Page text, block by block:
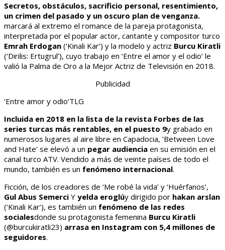
Secretos, obstáculos, sacrificio personal, resentimiento,
un crimen del pasado y un oscuro plan de venganza.
marcará al extremo el romance de la pareja protagonista,
interpretada por el popular actor, cantante y compositor turco
Emrah Erdogan (‘Kinali Kar’) y la modelo y actriz Burcu Kiratli
(‘Dirilis: Ertugrul’), cuyo trabajo en ‘Entre el amor y el odio’ le
valió la Palma de Oro a la Mejor Actriz de Televisión en 2018.
Publicidad
‘Entre amor y odio’TLG
Incluida en 2018 en la lista de la revista Forbes de las
series turcas más rentables, en el puesto 9y grabado en
numerosos lugares al aire libre en Capadocia, ‘Between Love
and Hate’ se elevó a un pegar audiencia en su emisión en el
canal turco ATV. Vendido a más de veinte países de todo el
mundo, también es un fenómeno internacional.
Ficción, de los creadores de ‘Me robé la vida’ y ‘Huérfanos’,
Gul Abus Semerci Y yelda eroglúy dirigido por hakan arslan
(‘Kinali Kar’), es también un fenómeno de las redes
socialesdonde su protagonista femenina Burcu Kiratli
(@burcukiratli23) arrasa en Instagram con 5,4 millones de
seguidores.